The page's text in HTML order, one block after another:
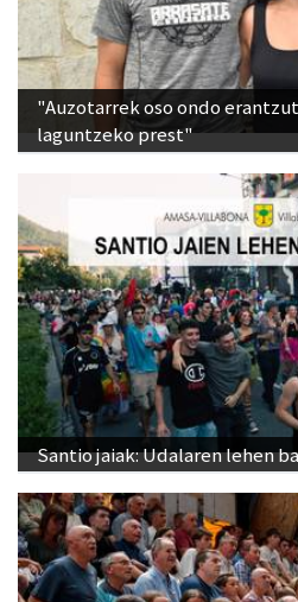
"Auzotarrek oso ondo
laguntzeko prest"
Santio jaiak: Udalaren lehen